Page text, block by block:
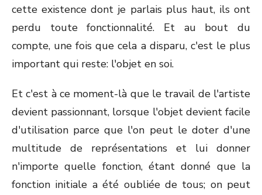
cette existence dont je parlais plus haut, ils ont
perdu toute fonctionnalité. Et au bout du
compte, une fois que cela a disparu, c'est le plus
important qui reste: l'objet en soi.
Et c'est à ce moment-là que le travail de l'artiste
devient passionnant, lorsque l'objet devient facile
d'utilisation parce que l'on peut le doter d'une
multitude de représentations et lui donner
n'importe quelle fonction, étant donné que la
fonction initiale a été oubliée de tous; on peut